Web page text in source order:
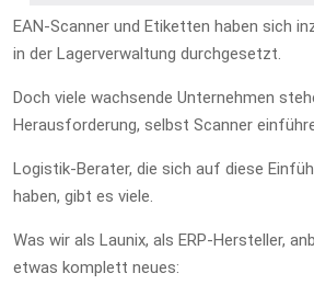
EAN-Scanner und Etiketten haben sich
in der Lagerverwaltung durchgesetzt.
Doch viele wachsende Unternehmen
Herausforderung, selbst Scanner
Logistik-Berater, die sich auf diese
haben, gibt es viele.
Was wir als Launix, als ERP-Hersteller,
etwas komplett neues: